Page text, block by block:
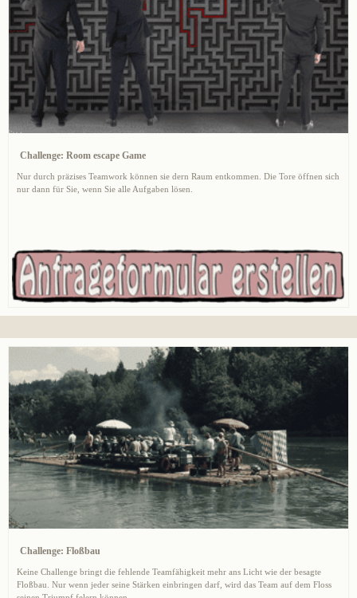
Challenge: Room escape Game
Nur durch präzises Teamwork können sie dern Raum entkommen. Die Tore öffnen sich
nur dann für Sie, wenn Sie alle Aufgaben lösen.
Challenge: Floßbau
Keine Challenge bringt die fehlende Teamfähigkeit mehr ans Licht wie der besagte
Floßbau. Nur wenn jeder seine Stärken einbringen darf, wird das Team auf dem Floss